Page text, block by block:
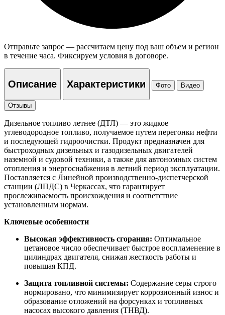
Отправьте запрос — рассчитаем цену под ваш объем и регион
в течение часа. Фиксируем условия в договоре.
Описание Характеристики Фото Видео
Отзывы
Дизельное топливо летнее (ДТЛ) — это жидкое
углеводородное топливо, получаемое путем перегонки нефти
и последующей гидроочистки. Продукт предназначен для
быстроходных дизельных и газодизельных двигателей
наземной и судовой техники, а также для автономных систем
отопления и энергоснабжения в летний период эксплуатации.
Поставляется с Линейной производственно-диспетчерской
станции (ЛПДС) в Черкассах, что гарантирует
прослеживаемость происхождения и соответствие
установленным нормам.
Ключевые особенности
Высокая эффективность сгорания: Оптимальное
цетановое число обеспечивает быстрое воспламенение в
цилиндрах двигателя, снижая жесткость работы и
повышая КПД.
Защита топливной системы: Содержание серы строго
нормировано, что минимизирует коррозионный износ и
образование отложений на форсунках и топливных
насосах высокого давления (ТНВД).